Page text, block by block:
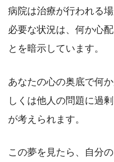
病院は治療が行われる
必要な状況は、何か心
とを暗示しています。
あなたの心の奥底で何
しくは他人の問題に過
が考えられます。
この夢を見たら、自分